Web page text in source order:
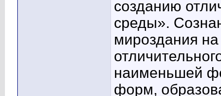
созданию
среды».
мироздания
наименьшей
форм,